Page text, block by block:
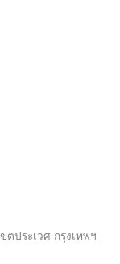
ตประเวศ กรุงเทพฯ